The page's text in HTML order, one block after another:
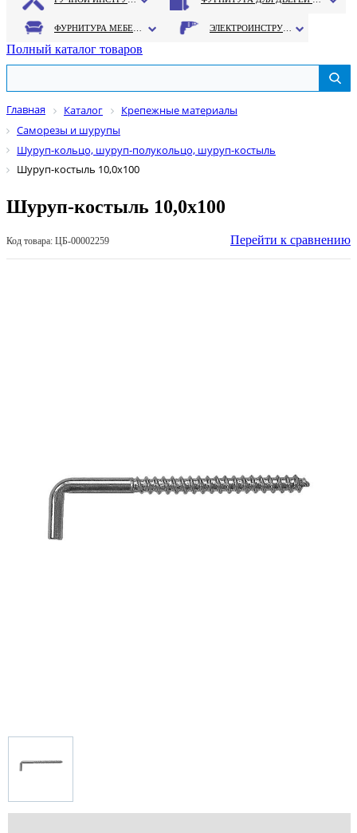
Полный каталог товаров
Главная Каталог
Крепежные материалы
Саморезы и шурупы
Шуруп-кольцо, шуруп-полукольцо, шуруп-костыль
Шуруп-костыль 10,0х100
Шуруп-костыль 10,0х100
Код товара: ЦБ-00002259 Перейти к сравнению